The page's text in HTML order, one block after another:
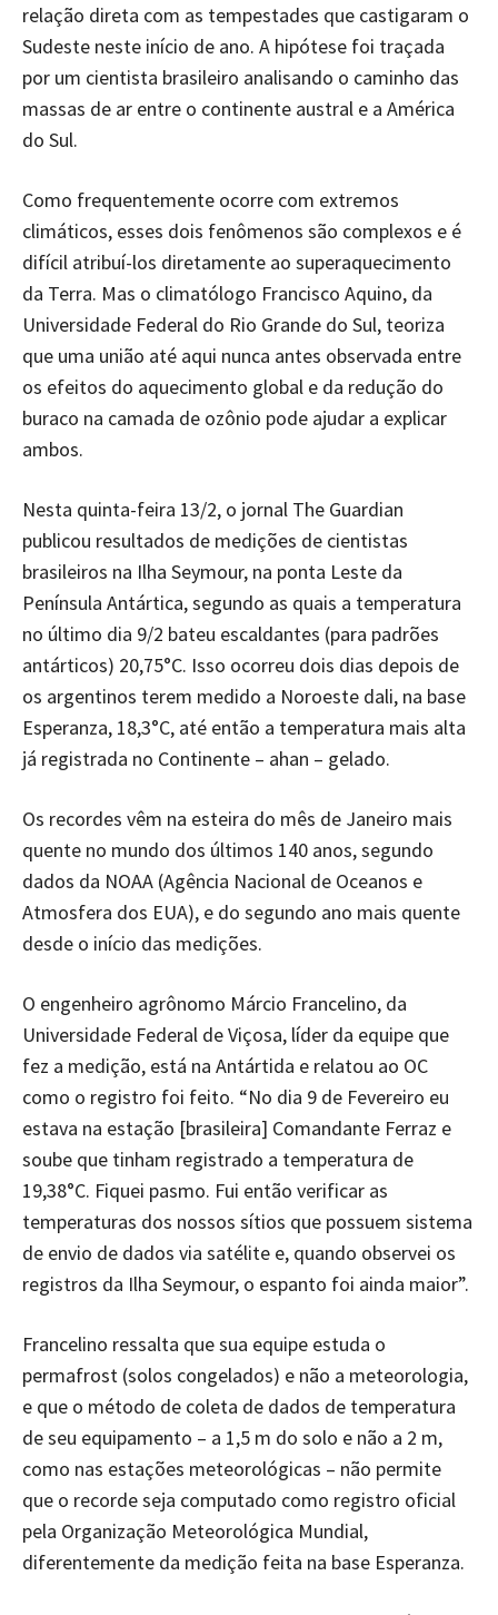
relação direta com as tempestades que castigaram o
Sudeste neste início de ano. A hipótese foi traçada
por um cientista brasileiro analisando o caminho das
massas de ar entre o continente austral e a América
do Sul.
Como frequentemente ocorre com extremos
climáticos, esses dois fenômenos são complexos e é
difícil atribuí-los diretamente ao superaquecimento
da Terra. Mas o climatólogo Francisco Aquino, da
Universidade Federal do Rio Grande do Sul, teoriza
que uma união até aqui nunca antes observada entre
os efeitos do aquecimento global e da redução do
buraco na camada de ozônio pode ajudar a explicar
ambos.
Nesta quinta-feira 13/2, o jornal The Guardian
publicou resultados de medições de cientistas
brasileiros na Ilha Seymour, na ponta Leste da
Península Antártica, segundo as quais a temperatura
no último dia 9/2 bateu escaldantes (para padrões
antárticos) 20,75°C. Isso ocorreu dois dias depois de
os argentinos terem medido a Noroeste dali, na base
Esperanza, 18,3°C, até então a temperatura mais alta
já registrada no Continente – ahan – gelado.
Os recordes vêm na esteira do mês de Janeiro mais
quente no mundo dos últimos 140 anos, segundo
dados da NOAA (Agência Nacional de Oceanos e
Atmosfera dos EUA), e do segundo ano mais quente
desde o início das medições.
O engenheiro agrônomo Márcio Francelino, da
Universidade Federal de Viçosa, líder da equipe que
fez a medição, está na Antártida e relatou ao OC
como o registro foi feito. “No dia 9 de Fevereiro eu
estava na estação [brasileira] Comandante Ferraz e
soube que tinham registrado a temperatura de
19,38°C. Fiquei pasmo. Fui então verificar as
temperaturas dos nossos sítios que possuem sistema
de envio de dados via satélite e, quando observei os
registros da Ilha Seymour, o espanto foi ainda maior”.
Francelino ressalta que sua equipe estuda o
permafrost (solos congelados) e não a meteorologia,
e que o método de coleta de dados de temperatura
de seu equipamento – a 1,5 m do solo e não a 2 m,
como nas estações meteorológicas – não permite
que o recorde seja computado como registro oficial
pela Organização Meteorológica Mundial,
diferentemente da medição feita na base Esperanza.